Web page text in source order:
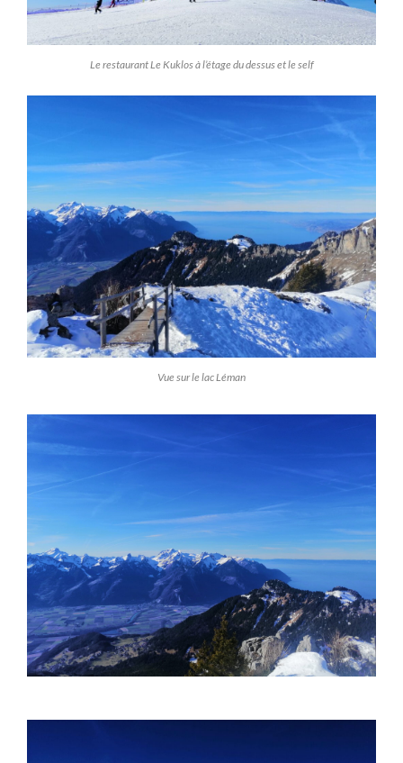
Le restaurant Le Kuklos à l’étage du dessus et le self
Vue sur le lac Léman